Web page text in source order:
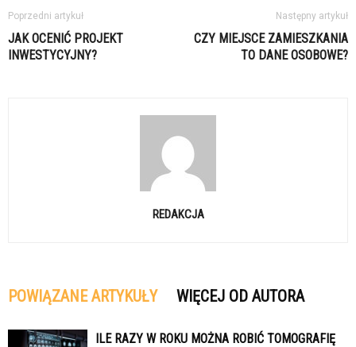
Poprzedni artykuł
JAK OCENIĆ PROJEKT
INWESTYCYJNY?
Następny artykuł
CZY MIEJSCE ZAMIESZKANIA
TO DANE OSOBOWE?
REDAKCJA
POWIĄZANE ARTYKUŁY WIĘCEJ OD AUTORA
ILE RAZY W ROKU MOŻNA ROBIĆ TOMOGRAFIĘ